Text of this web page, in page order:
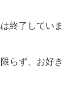
終了していま
らず、お好き